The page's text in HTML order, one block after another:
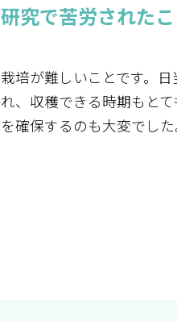
研究で苦労された
栽培が難しいことです。
れ、収穫できる時期もと
を確保するのも大変でした